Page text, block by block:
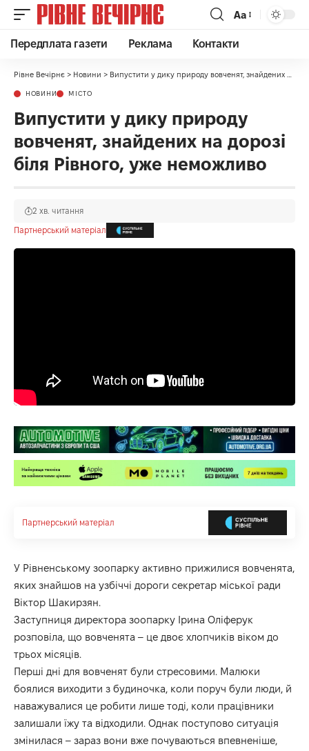
Аа
Передплата газети Реклама Контакти
Рівне Вечірнє > Новини > Випустити у дику природу вовченят, знайдених на дорозі біля Рівного, уже неможливо
НОВИНИ МІСТО
Випустити у дику природу
вовченят, знайдених на дорозі
біля Рівного, уже неможливо
Партнерський матеріал
2 хв. читання
Партнерський матеріал
У Рівненському зоопарку активно прижилися вовченята,
яких знайшов на узбіччі дороги секретар міської ради
Віктор Шакирзян.
Заступниця директора зоопарку Ірина Оліферук
розповіла, що вовченята – це двоє хлопчиків віком до
трьох місяців.
Перші дні для вовченят були стресовими. Малюки
боялися виходити з будиночка, коли поруч були люди, й
наважувалися це робити лише тоді, коли працівники
залишали їжу та відходили. Однак поступово ситуація
змінилася – зараз вони вже почуваються впевненіше,